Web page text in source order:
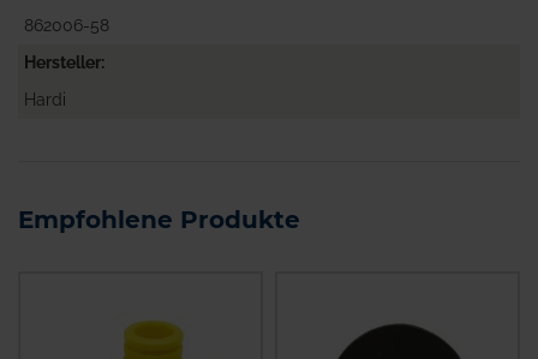
862006-58
Hersteller
Hardi
Empfohlene Produkte